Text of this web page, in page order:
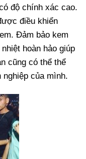
độ chính xác cao.
điều khiển
Đảm bảo kem
hoàn hảo giúp
cũng có thể thể
nghiệp của mình.